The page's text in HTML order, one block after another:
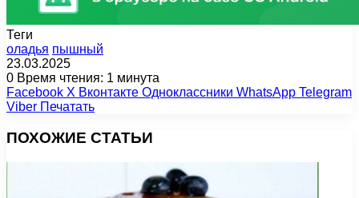
Теги
оладья пышный
23.03.2025
0 Время чтения: 1 минута
Facebook X Вконтакте Одноклассники WhatsApp Telegram
Viber Печатать
ПОХОЖИЕ СТАТЬИ